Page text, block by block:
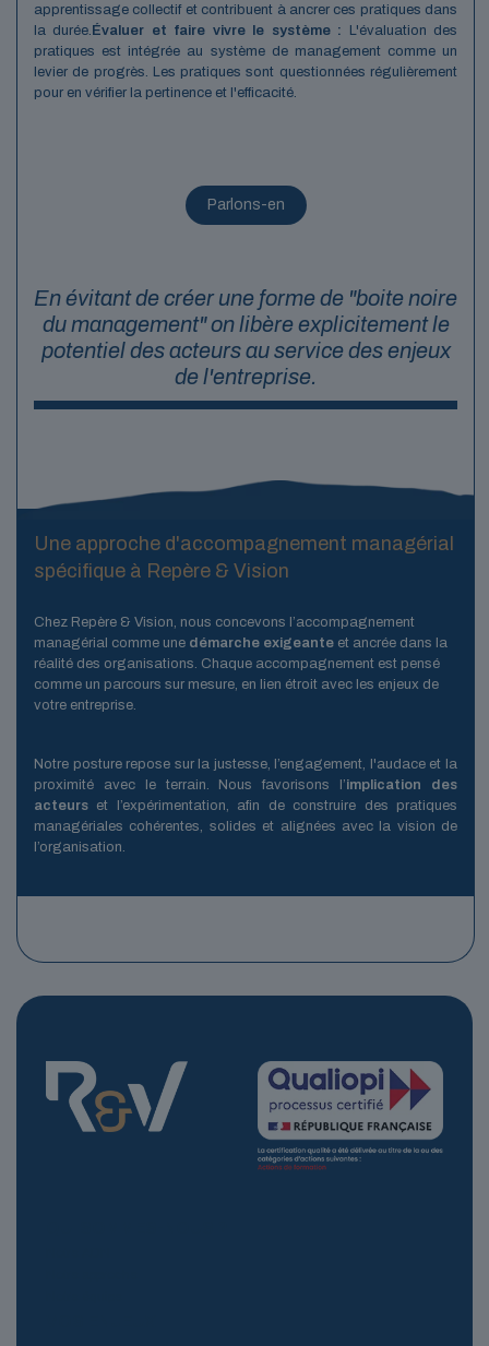
apprentissage collectif et contribuent à ancrer ces pratiques dans
la durée. Évaluer et faire vivre le système : L'évaluation des
pratiques est intégrée au système de management comme un
levier de progrès. Les pratiques sont questionnées régulièrement
pour en vérifier la pertinence et l'efficacité.
Parlons-en
En évitant de créer une forme de "boite noire
du management" on libère explicitement le
potentiel des acteurs au service des enjeux
de l'entreprise.
Une approche d'accompagnement managérial
spécifique à Repère & Vision
Chez Repère & Vision, nous concevons l’accompagnement
managérial comme une démarche exigeante et ancrée dans la
réalité des organisations. Chaque accompagnement est pensé
comme un parcours sur mesure, en lien étroit avec les enjeux de
votre entreprise.
Notre posture repose sur la justesse, l’engagement, l'audace et la
proximité avec le terrain. Nous favorisons l’implication des
acteurs et l’expérimentation, afin de construire des pratiques
managériales cohérentes, solides et alignées avec la vision de
l’organisation.